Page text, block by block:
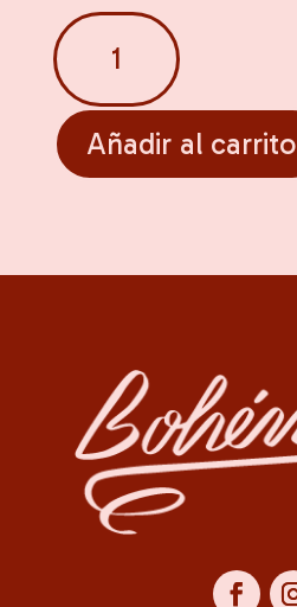
Anillos
de
mimbre
para
servilletas.
cantidad
Añadir al carrito